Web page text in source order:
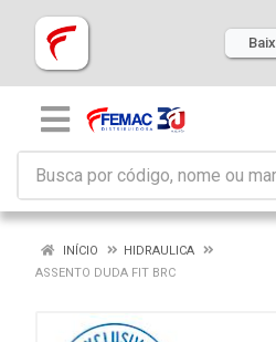
INÍCIO
HIDRAULICA
ASSENTO DUDA FIT BRC